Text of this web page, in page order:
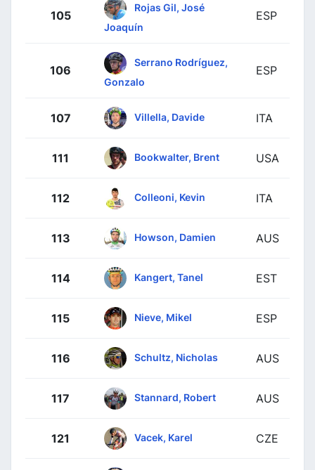
105
Rojas Gil, José
Joaquín
ESP
106
Serrano Rodríguez,
Gonzalo
ESP
107 Villella, Davide ITA
111 Bookwalter, Brent USA
112 Colleoni, Kevin ITA
113 Howson, Damien AUS
114 Kangert, Tanel EST
115 Nieve, Mikel ESP
116 Schultz, Nicholas AUS
117 Stannard, Robert AUS
121 Vacek, Karel CZE